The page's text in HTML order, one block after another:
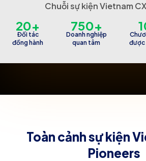
Chuỗi sự kiện Vietnam
20+
Đối tác
đồng hành
750+
Doanh nghiệp
quan tâm
được
Toàn cảnh sự kiện
Pioneers